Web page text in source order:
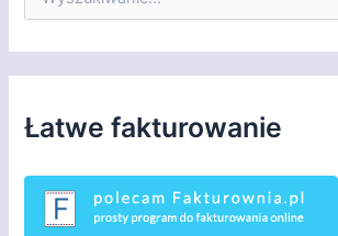
k
a
d
l
:
Łatwe fakturowanie